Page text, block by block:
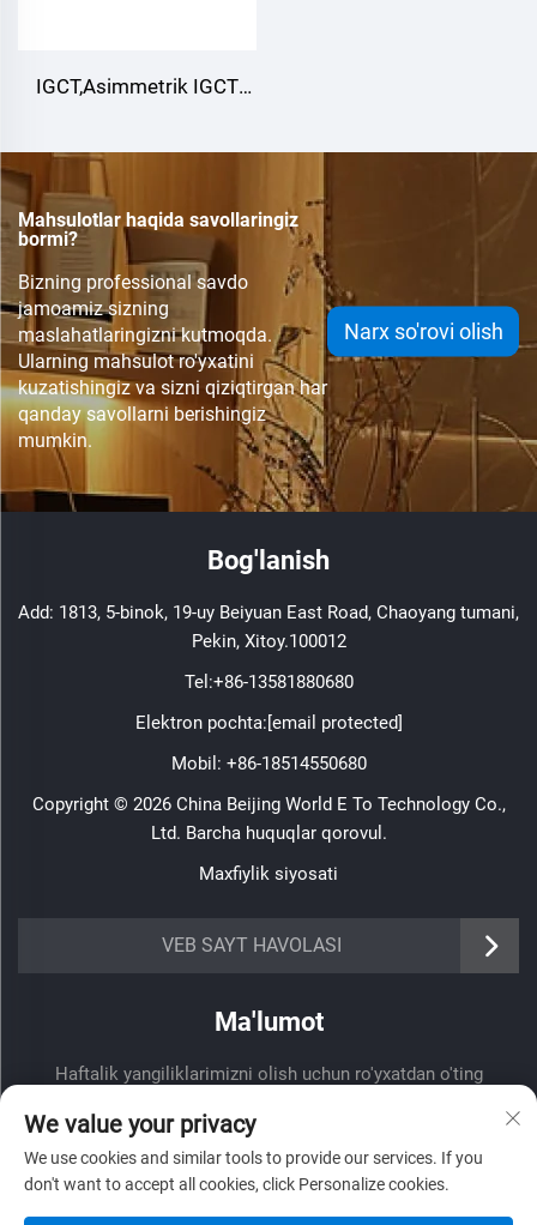
IGCT,Asimmetrik IGCT
45,CCRC, Qaytish kondutiv
Mahsulotlar haqida savollaringiz
bormi?
Bizning professional savdo
jamoamiz sizning
maslahatlaringizni kutmoqda.
Ularning mahsulot ro'yxatini
kuzatishingiz va sizni qiziqtirgan har
qanday savollarni berishingiz
mumkin.
Narx so'rovi olish
Bog'lanish
Add: 1813, 5-binok, 19-uy Beiyuan East Road, Chaoyang tumani,
Pekin, Xitoy.100012
Tel:+86-13581880680
Elektron pochta:[email protected]
Mobil: +86-18514550680
Copyright © 2026 China Beijing World E To Technology Co.,
Ltd. Barcha huquqlar qorovul.
Maxfiylik siyosati
VEB SAYT HAVOLASI
Ma'lumot
Haftalik yangiliklarimizni olish uchun ro'yxatdan o'ting
We value your privacy
We use cookies and similar tools to provide our services. If you
don't want to accept all cookies, click Personalize cookies.